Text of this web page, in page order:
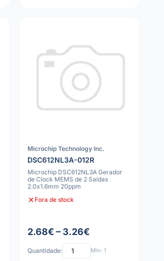
Microchip Technology Inc.
DSC612NL3A-012R
Microchip DSC612NL3A Gerador
de Clock MEMS de 2 Saídas
2.0x1.6mm 20ppm
Fora de stock
2.68€ – 3.26€
Quantidade: Mín: 1